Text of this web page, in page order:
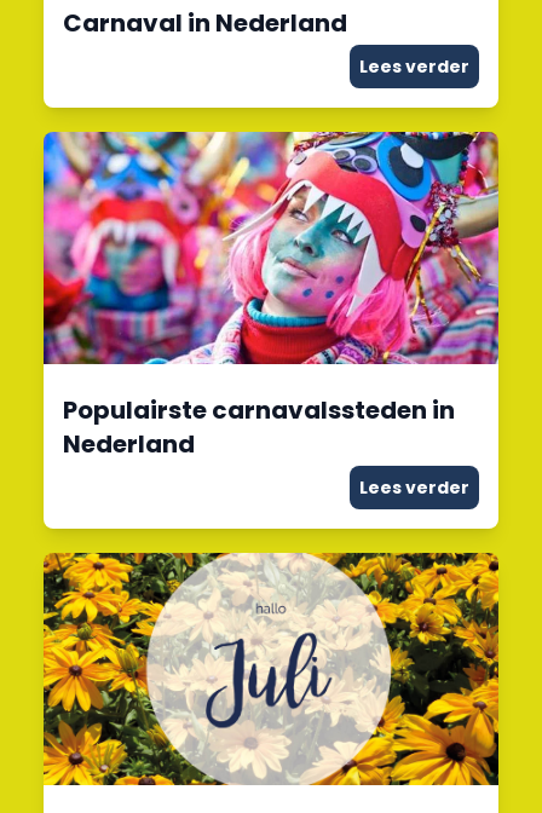
Carnaval in Nederland
Lees verder
Populairste carnavalssteden in
Nederland
Lees verder